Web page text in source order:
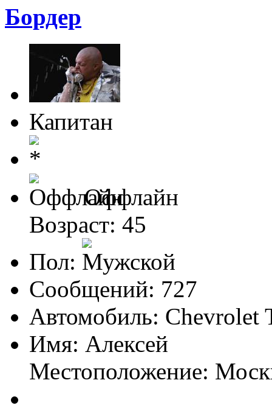
Бордер
Капитан
Оффлайн
Возраст: 45
Пол:
Сообщений: 727
Автомобиль: Chevrolet
Имя: Алексей
Местоположение: